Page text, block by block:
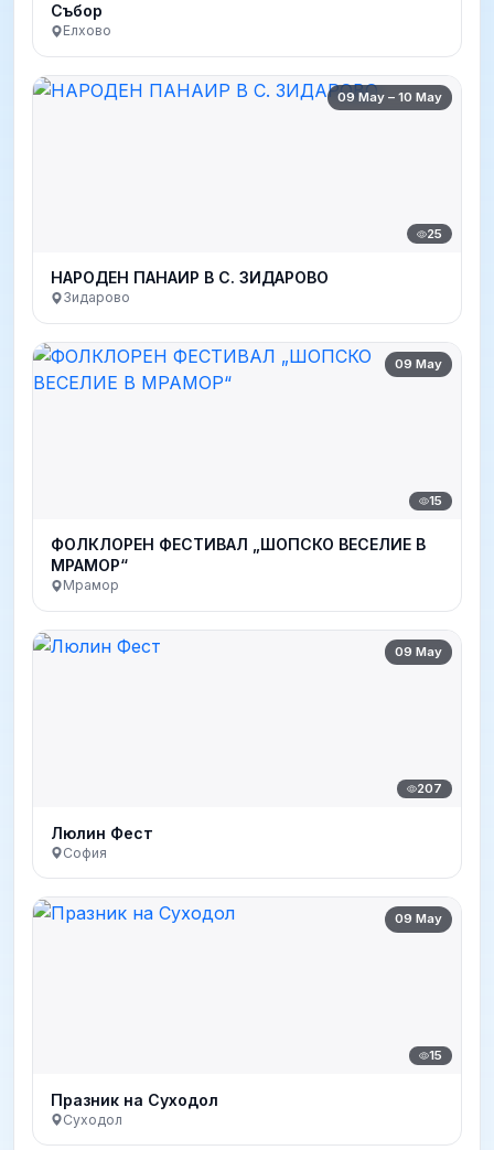
Събор
Елхово
09 May – 10 May
25
НАРОДEН ПАНАИР В С. ЗИДАРОВО
Зидарово
09 May
15
ФОЛКЛОРЕН ФЕСТИВАЛ „ШОПСКО ВЕСЕЛИЕ В
МРАМОР“
Мрамор
09 May
207
Люлин Фест
София
09 May
15
Празник на Суходол
Суходол